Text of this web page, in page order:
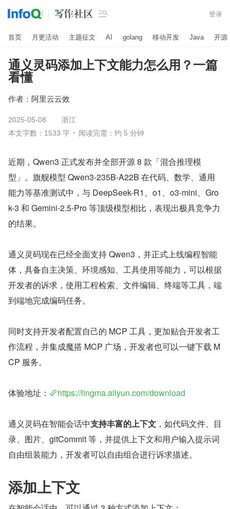
 登录
首页 月更活动 主题征文 AI golang 移动开发 Java 开源
通义灵码添加上下文能力怎么用？一篇
看懂
作者： 阿里云云效
2025-05-08
浙江
本文字数：1533 字
阅读完需：约 5 分钟
近期，Qwen3 正式发布并全部开源 8 款「混合推理模
型」。旗舰模型 Qwen3-235B-A22B 在代码、数学、通用
能力等基准测试中，与 DeepSeek-R1、o1、o3-mini、Gro
k-3 和 Gemini-2.5-Pro 等顶级模型相比，表现出极具竞争力
的结果。
通义灵码现在已经全面支持 Qwen3，并正式上线编程智能
体，具备自主决策、环境感知、工具使用等能力，可以根据
开发者的诉求，使用工程检索、文件编辑、终端等工具，端
到端地完成编码任务。
同时支持开发者配置自己的 MCP 工具，更加贴合开发者工
作流程，并集成魔搭 MCP 广场，开发者也可以一键下载 M
CP 服务。
体验地址： https://lingma.aliyun.com/download
通义灵码在智能会话中支持丰富的上下文 ，如代码文件、目
录、图片、gitCommit 等，并提供上下文和用户输入提示词
自由组装能力，开发者可以自由组合进行诉求描述。
添加上下文